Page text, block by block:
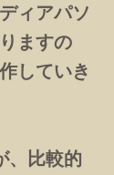
ィアパソ
ますの
していき
、比較的